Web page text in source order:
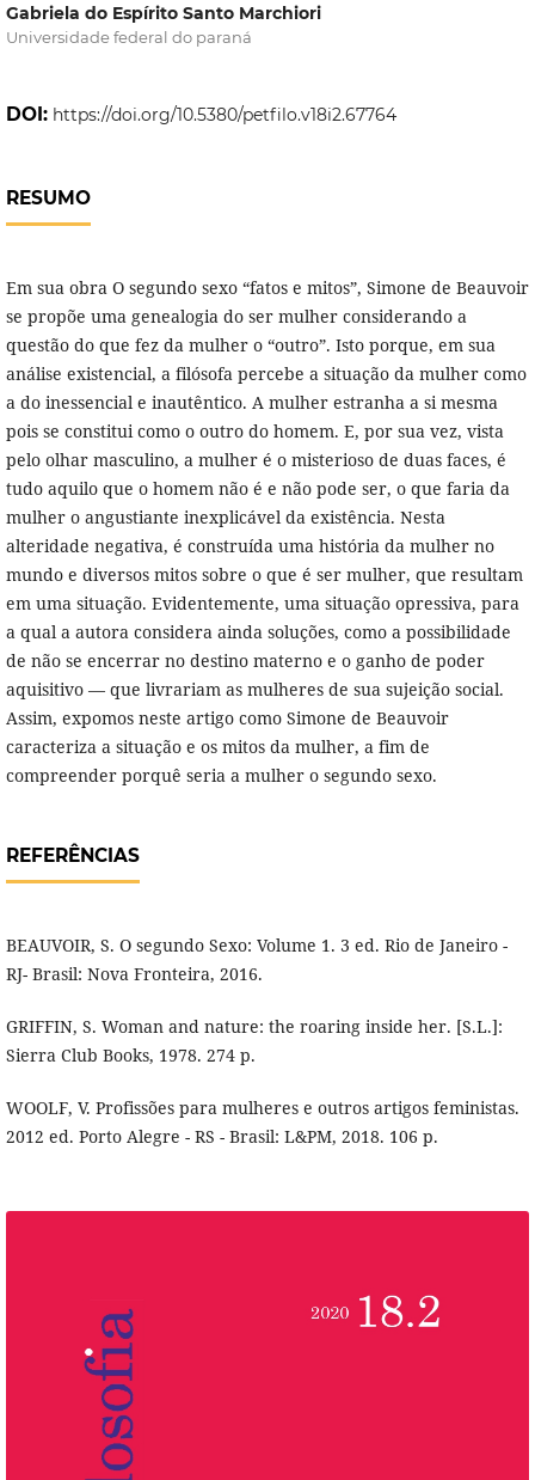
Gabriela do Espírito Santo Marchiori
Universidade federal do paraná
DOI: https://doi.org/10.5380/petfilo.v18i2.67764
RESUMO
Em sua obra O segundo sexo “fatos e mitos”, Simone de Beauvoir
se propõe uma genealogia do ser mulher considerando a
questão do que fez da mulher o “outro”. Isto porque, em sua
análise existencial, a filósofa percebe a situação da mulher como
a do inessencial e inautêntico. A mulher estranha a si mesma
pois se constitui como o outro do homem. E, por sua vez, vista
pelo olhar masculino, a mulher é o misterioso de duas faces, é
tudo aquilo que o homem não é e não pode ser, o que faria da
mulher o angustiante inexplicável da existência. Nesta
alteridade negativa, é construída uma história da mulher no
mundo e diversos mitos sobre o que é ser mulher, que resultam
em uma situação. Evidentemente, uma situação opressiva, para
a qual a autora considera ainda soluções, como a possibilidade
de não se encerrar no destino materno e o ganho de poder
aquisitivo — que livrariam as mulheres de sua sujeição social.
Assim, expomos neste artigo como Simone de Beauvoir
caracteriza a situação e os mitos da mulher, a fim de
compreender porquê seria a mulher o segundo sexo.
REFERÊNCIAS
BEAUVOIR, S. O segundo Sexo: Volume 1. 3 ed. Rio de Janeiro -
RJ- Brasil: Nova Fronteira, 2016.
GRIFFIN, S. Woman and nature: the roaring inside her. [S.L.]:
Sierra Club Books, 1978. 274 p.
WOOLF, V. Profissões para mulheres e outros artigos feministas.
2012 ed. Porto Alegre - RS - Brasil: L&PM, 2018. 106 p.